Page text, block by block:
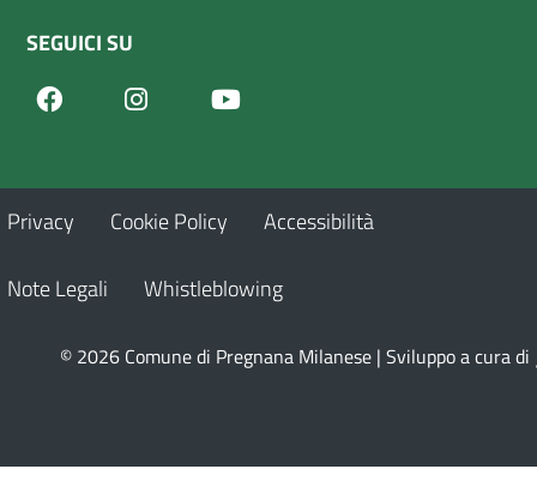
SEGUICI SU
FacebookInstagram
Privacy Cookie Policy Accessibilità
Note Legali Whistleblowing
© 2026 Comune di Pregnana Milanese | Sviluppo a cura di